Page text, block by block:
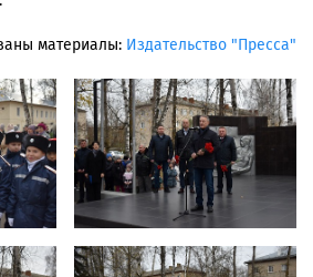
материалы: Издательство "Пресса"